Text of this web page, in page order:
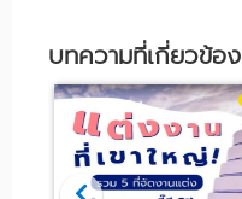
บทความที่เกี่ยวข้อง
63904